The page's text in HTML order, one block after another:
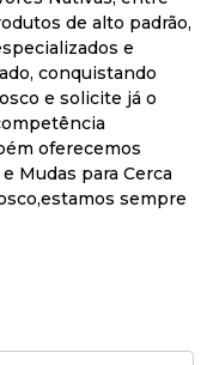
de alto padrão,
e
conquistando
e solicite já o
oferecemos
Mudas para Cerca
sempre